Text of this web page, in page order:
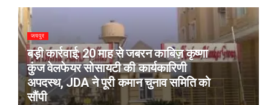
जयपुर
बड़ी कार्रवाई: 20 माह से जबरन काबिज़ कृष्णा
कुंज वेलफेयर सोसायटी की कार्यकारिणी
अपदस्थ, JDA ने पूरी कमान चुनाव समिति को
सौंपी